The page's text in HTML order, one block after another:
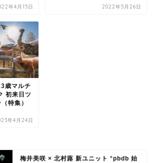
年4月15日 2022年5月26日
歳マルチ
初来日ツ
特集）
年4月24日
梅井美咲 × 北村蕗 新ユニット °pbdb 始